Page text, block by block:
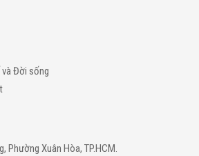
Đời sống
Phường Xuân Hòa, TP.HCM.